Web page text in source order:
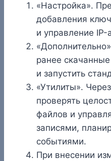
«Настройка».
добавления
и управление
ранее
и запустить
«Утилиты».
проверять
файлов и
записями,
событиями.
При внесении